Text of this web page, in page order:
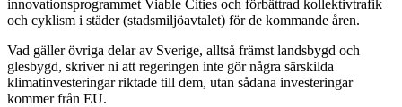
innovationsprogrammet Viable Cities och förbättrad kollektivtrafik
och cyklism i städer (stadsmiljöavtalet) för de kommande åren.
Vad gäller övriga delar av Sverige, alltså främst landsbygd och
glesbygd, skriver ni att regeringen inte gör några särskilda
klimatinvesteringar riktade till dem, utan sådana investeringar
kommer från EU.